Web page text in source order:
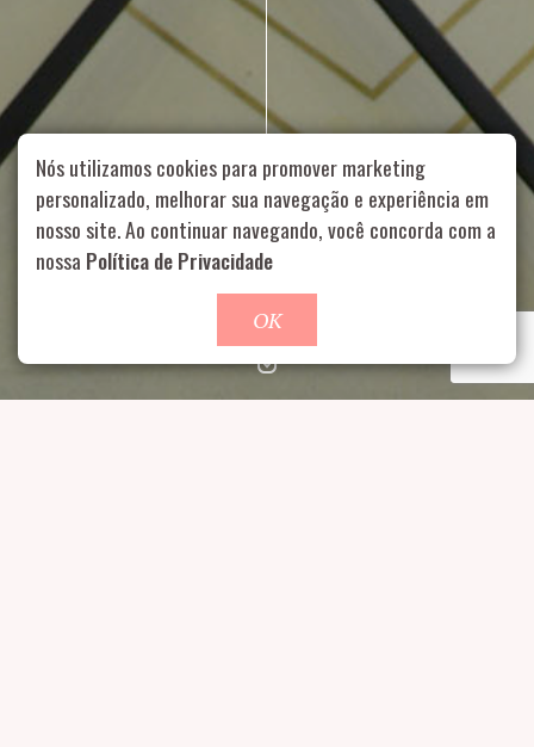
Rua Aurélia, 1714 – Vila Romana, São Paulo – SP | 55 11
99178-5848
contato@nucleofood.com
Role para continar
Nós utilizamos cookies para promover marketing
personalizado, melhorar sua navegação e experiência em
nosso site. Ao continuar navegando, você concorda com a
nossa Política de Privacidade
OK